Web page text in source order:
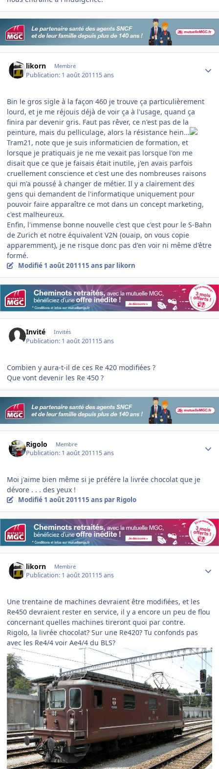
likorn Membre
Publication: 1 août 201115 ans
Bin le gros sigle à la façon 460 je trouve ça particulièrement
lourd, et je me réjouis déjà de voir ça à l'usage, quand ça
finira par devenir gris. Faut pas rêver, ce n'est pas de la
peinture, mais du pelliculage, alors la résistance hein...
Tram21, note que je suis informaticien de formation, et
lorsque je pratiquais je ne me vexait pas lorsque l'on me
disait que ce que je faisais était inutile, j'en avais parfois
cruellement conscience et c'est une des nombreuses raisons
qui m'a poussé à changer de métier. Il y a clairement des
gens qui demandent de l'informatique uniquement pour
pouvoir faire apparaître ce mot dans un concept marketing,
c'est malheureux.
Enfin, l'immense bonne nouvelle c'est que c'est pour le S-Bahn
de Zurich et notre équivalent V2N (ouaip, on vous copie
apparemment), je ne risque donc pas d'en voir ni même d'être
formé.
Modifié 1 août 201115 ans par likorn
Invité Invités
Publication: 1 août 201115 ans
Combien y aura-t-il de ces Re 420 modifiées ?
Que vont devenir les Re 450 ?
Rigolo Membre
Publication: 1 août 201115 ans
Moi j'aime bien même si je préfére la livrée chocolat que je
dévore . . . des yeux !
Modifié 1 août 201115 ans par Rigolo
likorn Membre
Publication: 1 août 201115 ans
Une trentaine de machines devraient être modifiées, et les
Re450 devraient rester en service, il y a encore un peu de flou
concernant quelles machines tireront quoi par contre.
Rigolo, la livrée chocolat? Sur une Re420? Tu confonds pas
avec les Re4/4 voir Ae4/4 du BLS?